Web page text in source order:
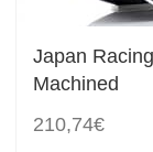
Japan
Machined
210,74€